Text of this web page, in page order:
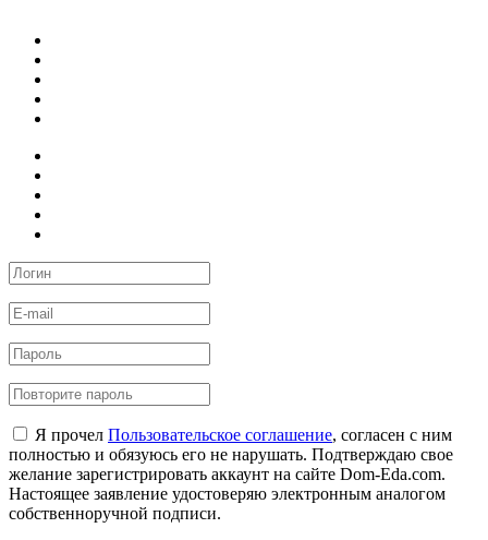
Я прочел Пользовательское соглашение, согласен с ним
полностью и обязуюсь его не нарушать. Подтверждаю свое
желание зарегистрировать аккаунт на сайте Dom-Eda.com.
Настоящее заявление удостоверяю электронным аналогом
собственноручной подписи.